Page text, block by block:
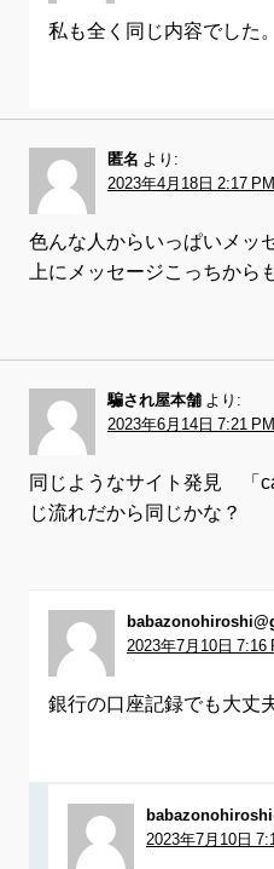
私も全く同じ内容でした
匿名
より:
2023年4月18日 2:17 PM
色んな人からいっぱいメ
上にメッセージこっちから
騙され屋本舗
より:
2023年6月14日 7:21 PM
同じようなサイト発見 「
じ流れだから同じかな？
2023年7月10日 7:16
銀行の口座記録でも大丈
2023年7月10日